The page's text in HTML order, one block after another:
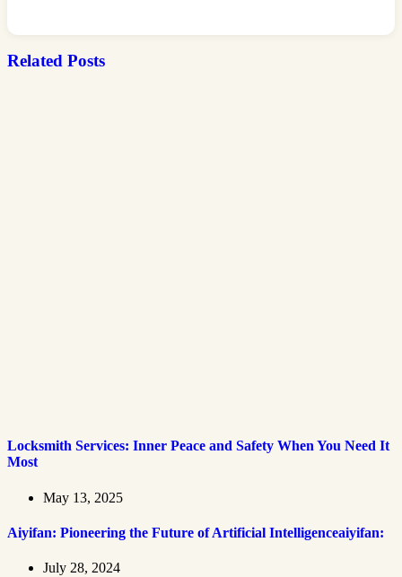
Related Posts
Locksmith Services: Inner Peace and Safety When You Need It
Most
May 13, 2025
Aiyifan: Pioneering the Future of Artificial Intelligenceaiyifan:
July 28, 2024